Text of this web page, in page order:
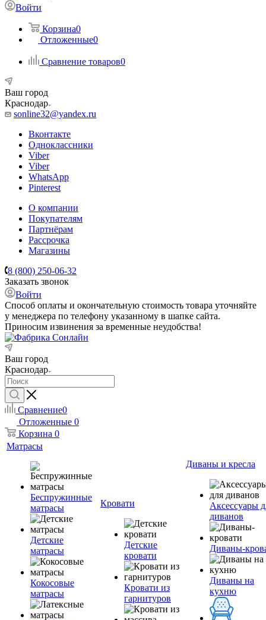
Войти
Корзина0
Отложенные0
Сравнение товаров0
Ваш город
Краснодар
sonline32@yandex.ru
Вконтакте
Одноклассники
Viber
Viber
WhatsApp
Pinterest
О компании
Покупателям
Партнёрам
Рассрочка
Магазины
8 (800) 250-06-32
Заказать звонок
Войти
Способ оплаты и окончательную стоимость товара уточняйте
у менеджера по телефону указанному в шапке сайта.
Приносим извинения за временные неудобства!
Ваш город
Краснодар
Сравнение0
Отложенные 0
Корзина 0
Матрасы
Беспружинные
матрасы
Детские
матрасы
Кокосовые
матрасы
Кровати
Детские
кровати
Кровати из
гарнитуров
Диваны и кресла
Аксессуары
диванов
Диваны-
Диваны на
кухню